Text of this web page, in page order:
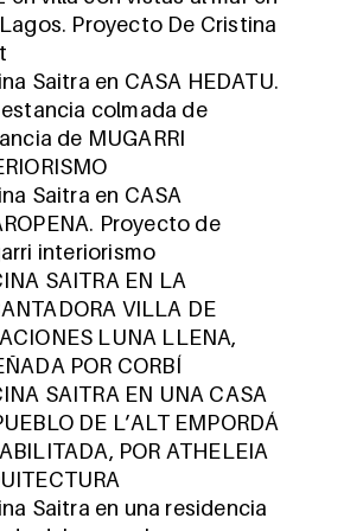
Proyecto De Cristina
Saitra en CASA HEDATU.
estancia colmada de
de MUGARRI
Saitra en CASA
Proyecto de
interiorismo
SAITRA EN LA
VILLA DE
LUNA LLENA,
POR CORBÍ
SAITRA EN UNA CASA
DE L’ALT EMPORDÁ
POR ATHELEIA
Saitra en una residencia